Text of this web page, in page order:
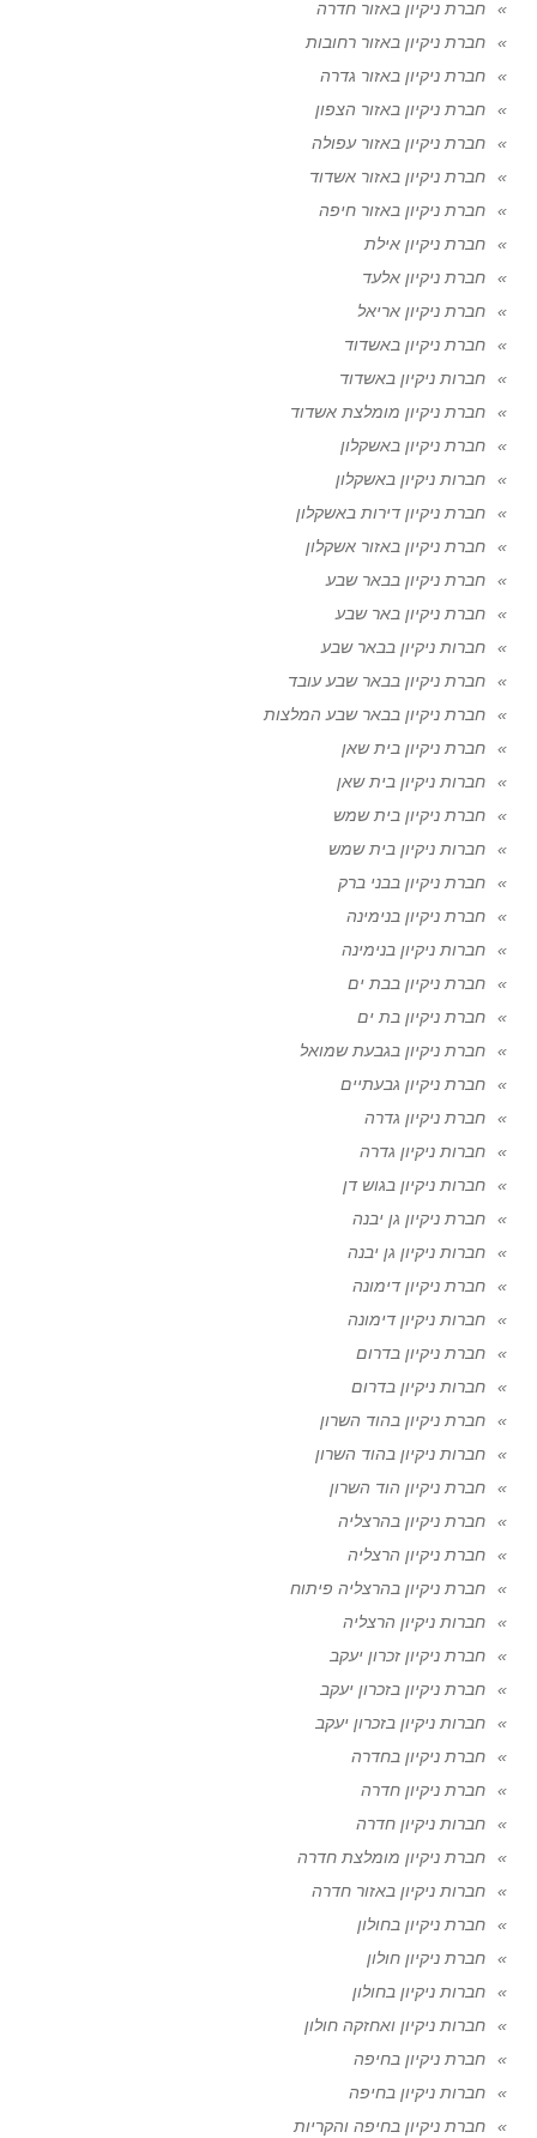
חברת ניקיון באזור חדרה
חברת ניקיון באזור רחובות
חברת ניקיון באזור גדרה
חברת ניקיון באזור הצפון
חברת ניקיון באזור עפולה
חברת ניקיון באזור אשדוד
חברת ניקיון באזור חיפה
חברת ניקיון אילת
חברת ניקיון אלעד
חברת ניקיון אריאל
חברת ניקיון באשדוד
חברות ניקיון באשדוד
חברת ניקיון מומלצת אשדוד
חברת ניקיון באשקלון
חברות ניקיון באשקלון
חברת ניקיון דירות באשקלון
חברת ניקיון באזור אשקלון
חברת ניקיון בבאר שבע
חברת ניקיון באר שבע
חברות ניקיון בבאר שבע
חברת ניקיון בבאר שבע עובד
חברת ניקיון בבאר שבע המלצות
חברת ניקיון בית שאן
חברות ניקיון בית שאן
חברת ניקיון בית שמש
חברות ניקיון בית שמש
חברת ניקיון בבני ברק
חברת ניקיון בנימינה
חברות ניקיון בנימינה
חברת ניקיון בבת ים
חברת ניקיון בת ים
חברת ניקיון בגבעת שמואל
חברת ניקיון גבעתיים
חברת ניקיון גדרה
חברות ניקיון גדרה
חברות ניקיון בגוש דן
חברת ניקיון גן יבנה
חברות ניקיון גן יבנה
חברת ניקיון דימונה
חברות ניקיון דימונה
חברת ניקיון בדרום
חברות ניקיון בדרום
חברת ניקיון בהוד השרון
חברות ניקיון בהוד השרון
חברת ניקיון הוד השרון
חברת ניקיון בהרצליה
חברת ניקיון הרצליה
חברת ניקיון בהרצליה פיתוח
חברות ניקיון הרצליה
חברת ניקיון זכרון יעקב
חברת ניקיון בזכרון יעקב
חברות ניקיון בזכרון יעקב
חברת ניקיון בחדרה
חברת ניקיון חדרה
חברות ניקיון חדרה
חברת ניקיון מומלצת חדרה
חברות ניקיון באזור חדרה
חברת ניקיון בחולון
חברת ניקיון חולון
חברות ניקיון בחולון
חברות ניקיון ואחזקה חולון
חברת ניקיון בחיפה
חברות ניקיון בחיפה
חברת ניקיון בחיפה והקריות